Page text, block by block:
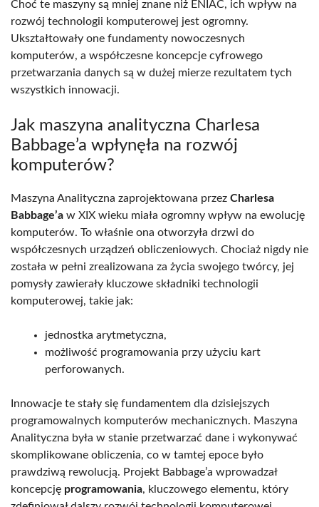
Choć te maszyny są mniej znane niż ENIAC, ich wpływ na
rozwój technologii komputerowej jest ogromny.
Ukształtowały one fundamenty nowoczesnych
komputerów, a współczesne koncepcje cyfrowego
przetwarzania danych są w dużej mierze rezultatem tych
wszystkich innowacji.
Jak maszyna analityczna Charlesa
Babbage’a wpłynęła na rozwój
komputerów?
Maszyna Analityczna zaprojektowana przez Charlesa
Babbage’a w XIX wieku miała ogromny wpływ na ewolucję
komputerów. To właśnie ona otworzyła drzwi do
współczesnych urządzeń obliczeniowych. Chociaż nigdy nie
została w pełni zrealizowana za życia swojego twórcy, jej
pomysły zawierały kluczowe składniki technologii
komputerowej, takie jak:
jednostka arytmetyczna,
możliwość programowania przy użyciu kart
perforowanych.
Innowacje te stały się fundamentem dla dzisiejszych
programowalnych komputerów mechanicznych. Maszyna
Analityczna była w stanie przetwarzać dane i wykonywać
skomplikowane obliczenia, co w tamtej epoce było
prawdziwą rewolucją. Projekt Babbage’a wprowadzał
koncepcję programowania, kluczowego elementu, który